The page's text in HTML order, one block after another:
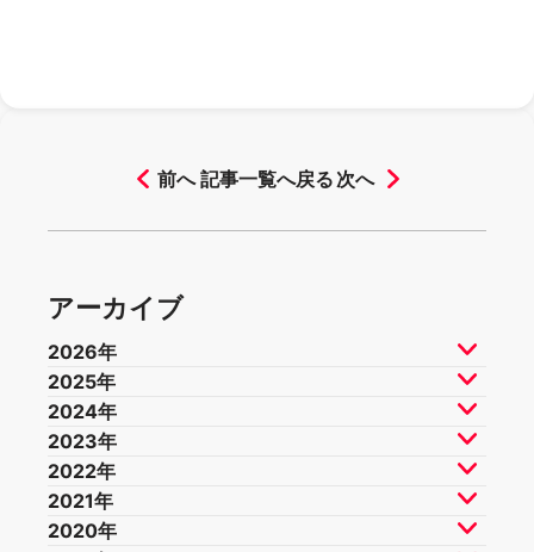
前へ 記事一覧へ戻る 次へ
アーカイブ
2026年
2026年7月
2026年4月
2025年
2025年12月
2025年9月
2025年6月
2025年3月
2024年
2024年12月
2024年9月
2024年6月
2024年3月
2023年
2023年12月
2023年9月
2023年6月
2022年
2022年12月
2022年9月
2021年
2020年